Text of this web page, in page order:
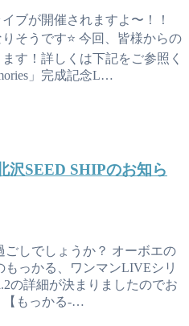
ブが開催されますよ〜！！
そうです⭐️ 今回、皆様からの
す！詳しくは下記をご参照く
」完成記念L…
沢SEED SHIPのお知ら
しでしょうか？ オーボエの
っかる、ワンマンLIVEシリ
の詳細が決まりましたのでお
【もっかる-…